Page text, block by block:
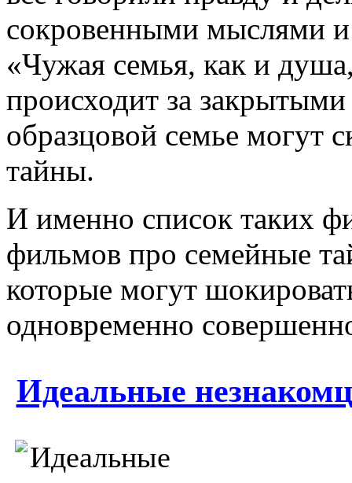
сокровенными мыслями
«Чужая семья, как и
происходит за
образцовой семье могут
тайны.
И именно список таких
фильмов про семейные
которые могут
одновременно
Идеальные